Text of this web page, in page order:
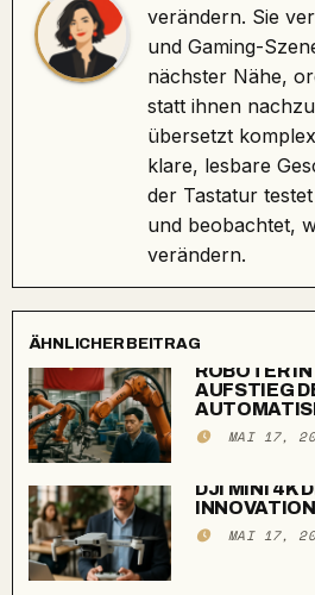
verändern. Sie
und Gaming-
nächster Nähe,
statt ihnen
übersetzt
klare, lesbare
der Tastatur
und beobachtet,
verändern.
ÄHNLICHER BEITRAG
ROBOTER
AUFSTIEG
MAI 17,
DJI MINI 4K
MAI 17,